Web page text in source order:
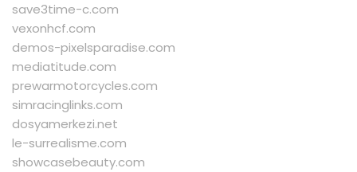
save3time-c.com
vexonhcf.com
demos-pixelsparadise.com
mediatitude.com
prewarmotorcycles.com
simracinglinks.com
dosyamerkezi.net
le-surrealisme.com
showcasebeauty.com